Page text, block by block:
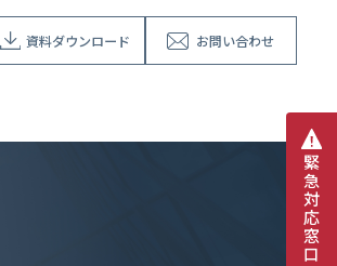
資料ダウンロード お問い合わせ
緊
急
対
応
窓
口